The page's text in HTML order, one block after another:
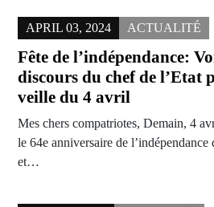
APRIL 03, 2024 ACTUALITÉ
Fête de l’indépendance:
discours du chef de l’Etat
veille du 4 avril
Mes chers compatriotes, Demain, 4
le 64e anniversaire de l’indépendance
et…